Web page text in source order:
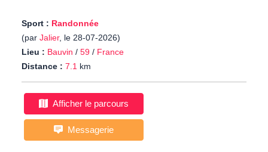
Sport : Randonnée
(par Jalier, le 28-07-2026)
Lieu : Bauvin / 59 / France
Distance : 7.1 km
Afficher le parcours
Messagerie